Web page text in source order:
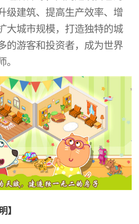
级建筑、提高生产效率、增
大城市规模，打造独特的城
的游客和投资者，成为世界
】